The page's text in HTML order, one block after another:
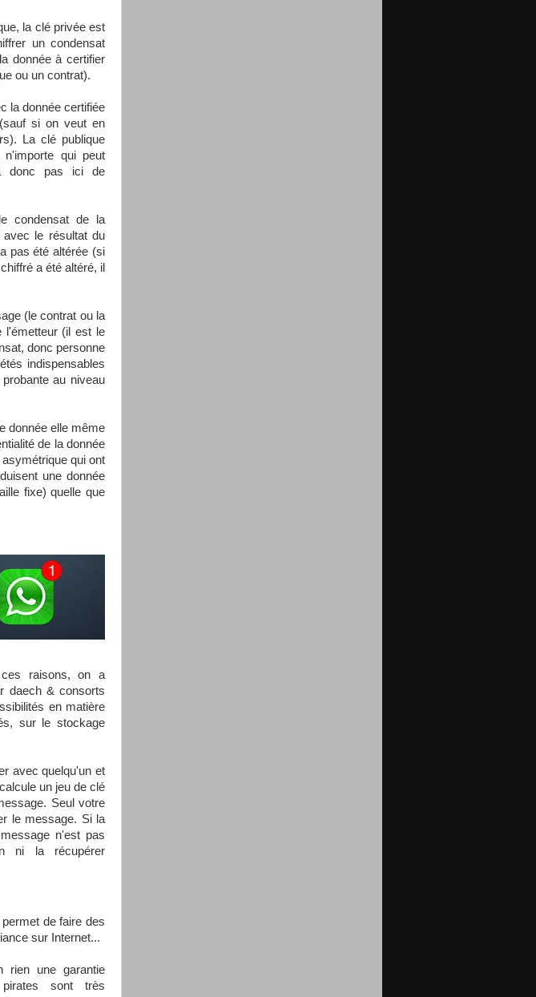
la clé privée est
un condensat
donnée à certifier
ou un contrat).
la donnée certifiée
si on veut en
La clé publique
n'importe qui peut
donc pas ici de
condensat de la
avec le résultat du
pas été altérée (si
a été altéré, il
(le contrat ou la
(il est le
donc personne
indispensables
au niveau
donnée elle même
de la donnée
qui ont
une donnée
fixe) quelle que
ces raisons, on a
daech & consorts
en matière
sur le stockage
avec quelqu'un et
un jeu de clé
Seul votre
le message. Si la
n'est pas
ni la récupérer
de faire des
sur Internet...
rien une garantie
sont très